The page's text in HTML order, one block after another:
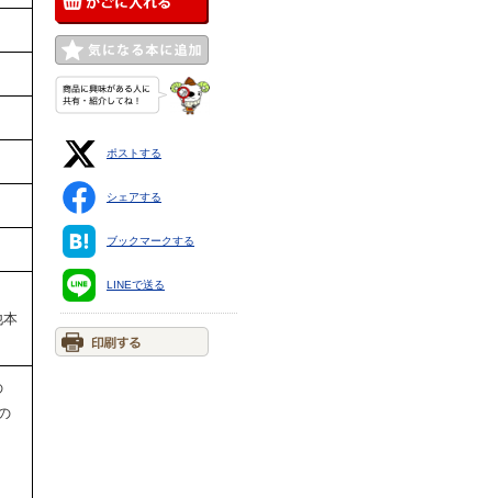
本
ポストする
シェアする
ブックマークする
LINEで送る